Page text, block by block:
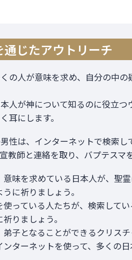
通じたアウトリーチ
の人が意味を求め、自分の中
人が神について知るのに役立
耳にします。
性は、インターネットで検索し
教師と連絡を取り、バプテスマ
意味を求めている日本人が、聖
に祈りましょう。
使っている人たちが、検索して
りましょう。
弟子となることができるクリス
ンターネットを使って、多くの